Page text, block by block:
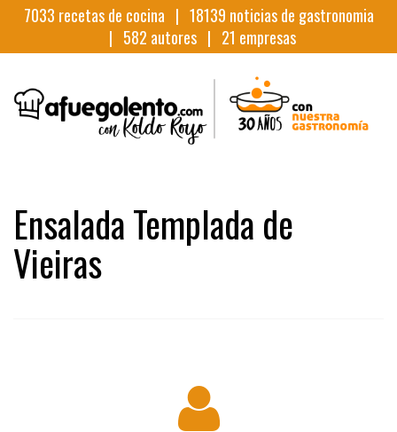
7033 recetas de cocina | 18139 noticias de gastronomia
| 582 autores | 21 empresas
Ensalada Templada de
Vieiras